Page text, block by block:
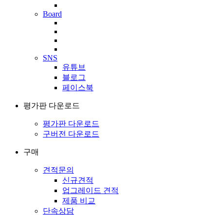
Board
SNS
유튜브
블로그
페이스북
평가판 다운로드
평가판 다운로드
구버전 다운로드
구매
견적문의
신규견적
업그레이드 견적
제품 비교
단속상담